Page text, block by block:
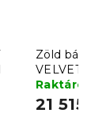
Zöld
VELVET
Raktáron
21 515 Ft